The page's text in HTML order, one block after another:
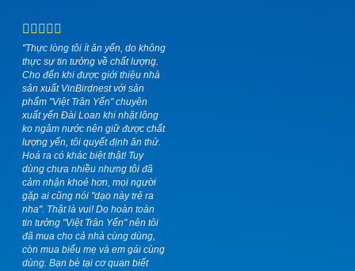
"Thực lòng tôi ít ăn yến, do không
thực sự tin tưởng về chất lượng.
Cho đến khi được giới thiệu nhà
sản xuất VinBirdnest với sản
phẩm "Việt Trân Yến" chuyên
xuất yến Đài Loan khi nhặt lông
ko ngâm nước nên giữ được chất
lượng yến, tôi quyết định ăn thử.
Hoá ra có khác biệt thật! Tuy
dùng chưa nhiều nhưng tôi đã
cảm nhận khoẻ hơn, mọi người
gặp ai cũng nói "dạo này trẻ ra
nha". Thật là vui! Do hoàn toàn
tin tưởng "Việt Trân Yến" nên tôi
đã mua cho cả nhà cùng dùng,
còn mua biếu mẹ và em gái cùng
dùng. Bạn bè tại cơ quan biết